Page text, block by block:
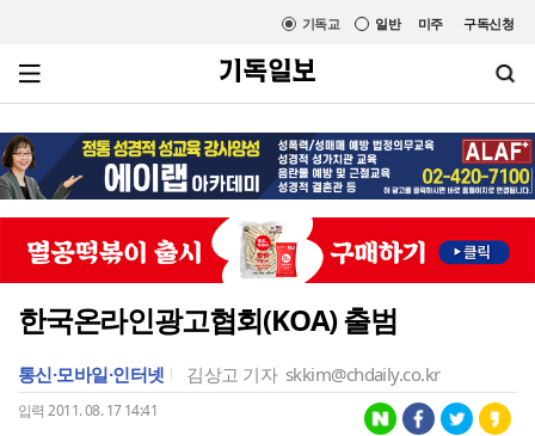
미주 구독신청
일반
기독교
한국온라인광고협회(KOA) 출범
통신·모바일·인터넷 김상고 기자 skkim@chdaily.co.kr
입력 2011. 08. 17 14:41